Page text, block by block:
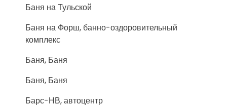
Баня на Тульской
Баня на Форш, банно-оздоровительный
комплекс
Баня, Баня
Баня, Баня
Барс-НВ, автоцентр